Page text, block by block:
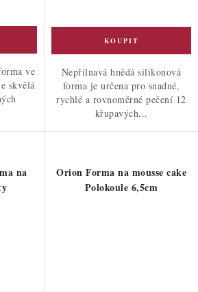
ve
skvělá
Nepřilnavá hnědá silikonová
forma je určena pro snadné,
rychlé a rovnoměrné pečení 12
křupavých...
na
Orion Forma na mousse cake
Polokoule 6,5cm